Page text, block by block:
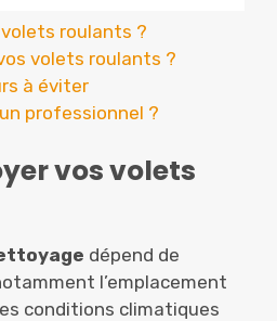
roulants ?
volets roulants ?
à éviter
professionnel ?
vos volets
dépend de
l’emplacement
conditions climatiques